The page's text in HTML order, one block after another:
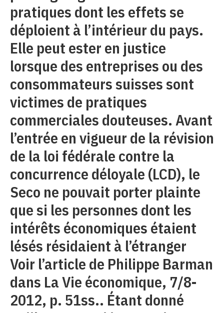
pratiques dont les effets se
déploient à l’intérieur du pays.
Elle peut ester en justice
lorsque des entreprises ou des
consommateurs suisses sont
victimes de pratiques
commerciales douteuses. Avant
l’entrée en vigueur de la révision
de la loi fédérale contre la
concurrence déloyale (LCD), le
Seco ne pouvait porter plainte
que si les personnes dont les
intérêts économiques étaient
lésés résidaient à l’étranger
Voir l’article de Philippe Barman
dans La Vie économique, 7/8-
2012, p. 51ss.. Étant donné